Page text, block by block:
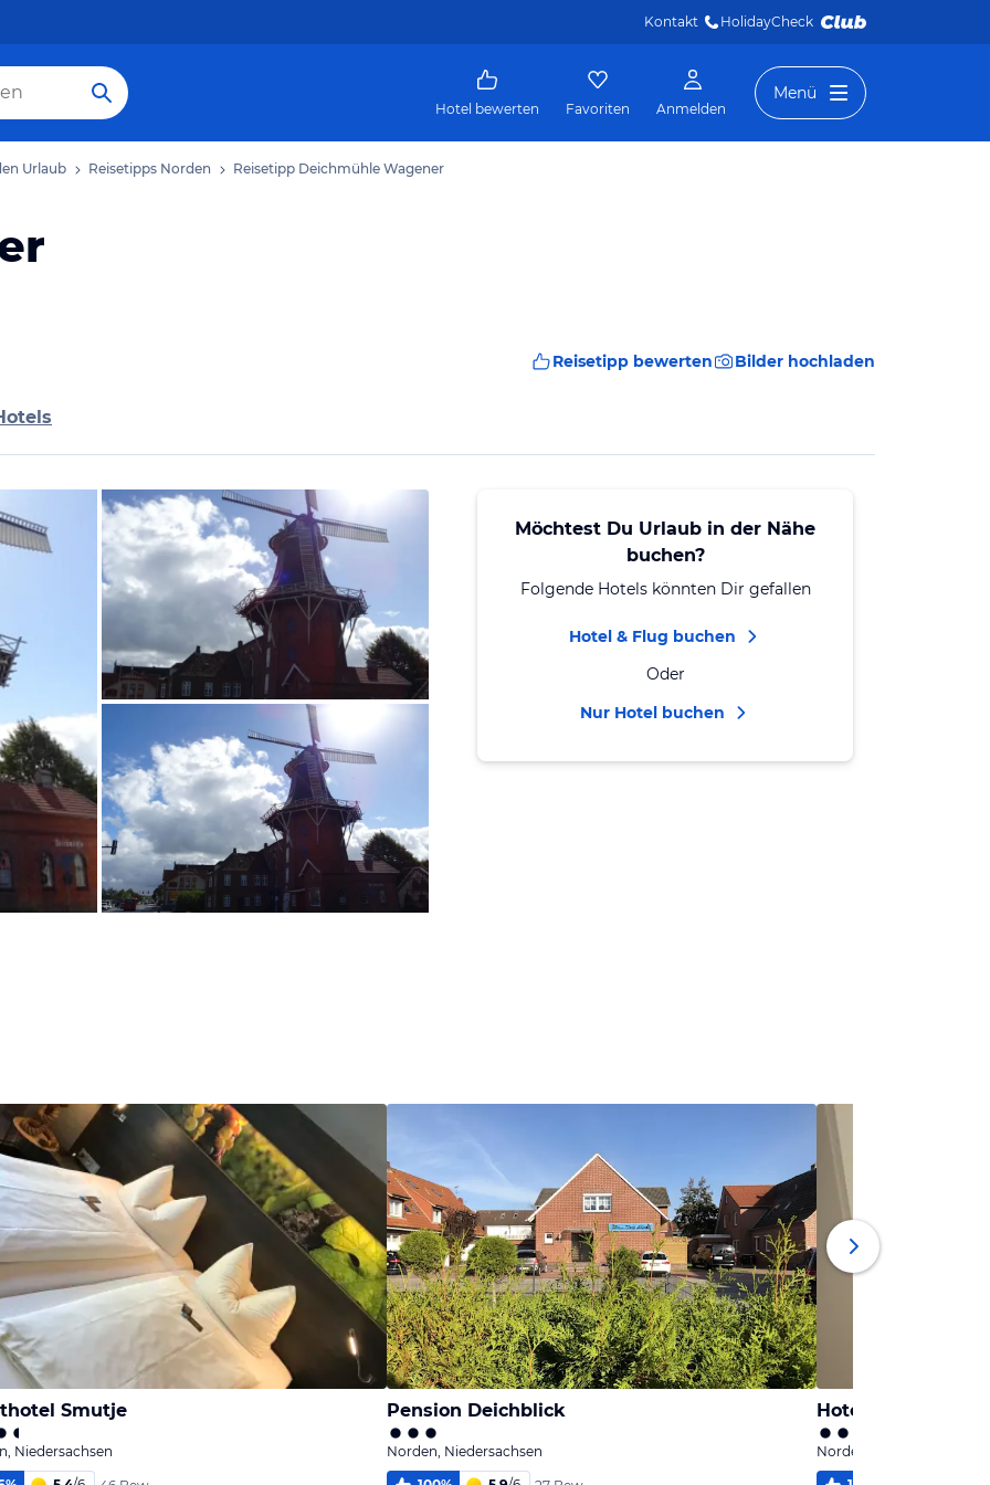
Kontakt HolidayCheck
Hotel bewerten Favoriten Anmelden
Menü
Urlaub Reisetipps Norden Reisetipp Deichmühle Wagener
Reisetipp bewerten Bilder hochladen
Bild melden
von Claudia
Möchtest Du Urlaub in der Nähe
buchen?
Folgende Hotels könnten Dir gefallen
Hotel & Flug buchen
Oder
Nur Hotel buchen
Smutje
Niedersachsen
Pension Deichblick
Norden, Niedersachsen
Hotel zur Post
Norden, Niedersachsen